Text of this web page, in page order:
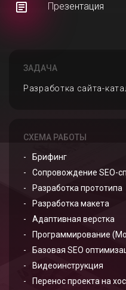
Презентация
ЗАДАЧА
Разработка сайта-
СХЕМА РАБОТЫ
Брифинг
Сопровождение SEO-
Разработка прототипа
Разработка макета
Адаптивная верстка
Программирование
Базовая SEO
Видеоинструкция
Перенос проекта на